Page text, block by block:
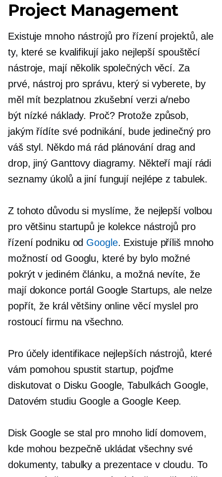
Project Management
Existuje mnoho nástrojů pro řízení projektů, ale
ty, které se kvalifikují jako nejlepší spouštěcí
nástroje, mají několik společných věcí. Za
prvé, nástroj pro správu, který si vyberete, by
měl mít bezplatnou zkušební verzi a/nebo
být nízké náklady. Proč? Protože způsob,
jakým řídíte své podnikání, bude jedinečný pro
váš styl. Někdo má rád plánování drag and
drop, jiný Ganttovy diagramy. Někteří mají rádi
seznamy úkolů a jiní fungují nejlépe z tabulek.
Z tohoto důvodu si myslíme, že nejlepší volbou
pro většinu startupů je kolekce nástrojů pro
řízení podniku od Google. Existuje příliš mnoho
možností od Googlu, které by bylo možné
pokrýt v jediném článku, a možná nevíte, že
mají dokonce portál Google Startups, ale nelze
popřít, že král většiny online věcí myslel pro
rostoucí firmu na všechno.
Pro účely identifikace nejlepších nástrojů, které
vám pomohou spustit startup, pojďme
diskutovat o Disku Google, Tabulkách Google,
Datovém studiu Google a Google Keep.
Disk Google se stal pro mnoho lidí domovem,
kde mohou bezpečně ukládat všechny své
dokumenty, tabulky a prezentace v cloudu. To